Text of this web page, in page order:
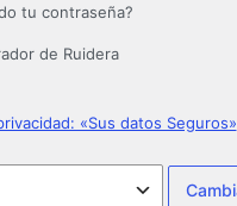
tu contraseña?
de Ruidera
«Sus datos Seguros»